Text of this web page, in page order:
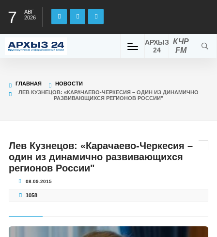
7
АВГ
2026
КЧР
FM
АРХЫЗ
24
ГЛАВНАЯ
НОВОСТИ
ЛЕВ КУЗНЕЦОВ: «КАРАЧАЕВО-ЧЕРКЕСИЯ – ОДИН ИЗ ДИНАМИЧНО
РАЗВИВАЮЩИХСЯ РЕГИОНОВ РОССИИ"
Лев Кузнецов: «Карачаево-Черкесия –
один из динамично развивающихся
регионов России"
08.09.2015
1058